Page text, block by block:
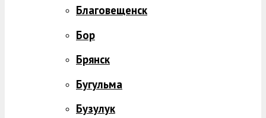
Благовещенск
Бор
Брянск
Бугульма
Бузулук